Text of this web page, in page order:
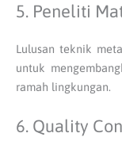
5. Peneliti
Lulusan teknik
untuk
ramah lingkungan.
6. Quality